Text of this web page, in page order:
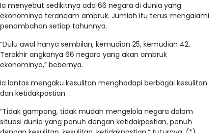
Ia menyebut sedikitnya ada 66 negara di dunia yang
ekonominya terancam ambruk. Jumlah itu terus mengalami
penambahan setiap tahunnya.
“Dulu awal hanya sembilan, kemudian 25, kemudian 42.
Terakhir angkanya 66 negara yang akan ambruk
ekonominya,” bebernya.
Ia lantas mengaku kesulitan menghadapi berbagai kesulitan
dan ketidakpastian.
“Tidak gampang, tidak mudah mengelola negara dalam
situasi dunia yang penuh dengan ketidakpastian, penuh